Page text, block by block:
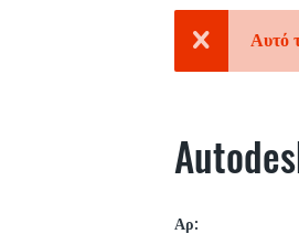
Αυτό
Αρ: